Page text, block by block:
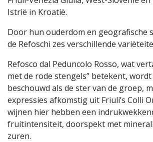
Istrië in Kroatië.
Door hun ouderdom en geografische
de Refoschi zes verschillende
Refosco dal Peduncolo Rosso, wat
met de rode stengels” betekent,
beschouwd als de ster van de groep,
expressies afkomstig uit Friuli’s Colli
wijnen hier hebben een
fruitintensiteit, doorspekt met
zuren.